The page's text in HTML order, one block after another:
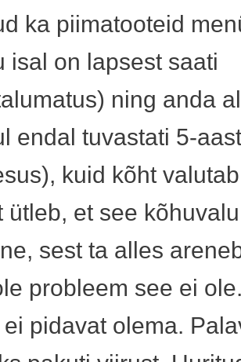
ka piimatooteid
isal on lapsest saati
ning anda
endal tuvastati 5-
kuid kõht
ütleb, et see
sest ta alles
probleem see ei
pidavat olema.